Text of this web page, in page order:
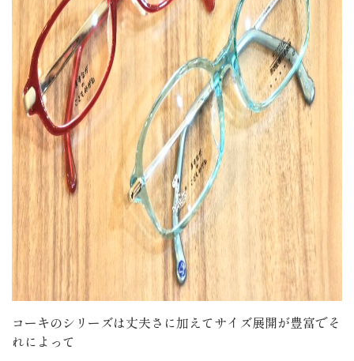
コーキのシリーズは丈夫さに加えてサイズ展開が豊富でそ
れによって